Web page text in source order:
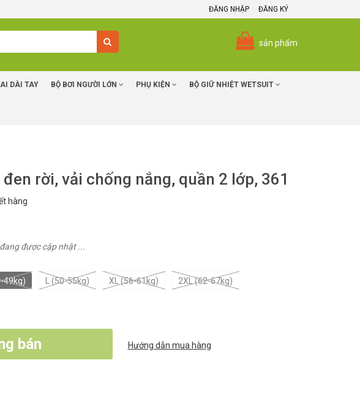
ĐĂNG NHẬP ĐĂNG KÝ
sản phẩm
DÀI TAY BỘ BƠI NGƯỜI LỚN PHỤ KIỆN BỘ GIỮ NHIỆT WETSUIT
rời, vải chống nắng, quần 2 lớp, 361
hàng
được cập nhật ...
49kg) L (50-55kg) XL (56-61kg) 2XL (62-67kg)
bán Hướng dẫn mua hàng